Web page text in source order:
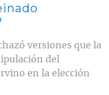
versiones que la
del
en la elección